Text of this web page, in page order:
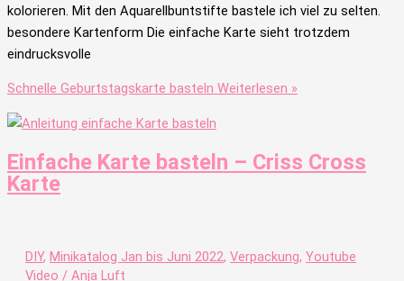
kolorieren. Mit den Aquarellbuntstifte bastele ich viel zu selten.
besondere Kartenform Die einfache Karte sieht trotzdem
eindrucksvolle
Schnelle Geburtstagskarte basteln Weiterlesen »
Einfache Karte basteln – Criss Cross
Karte
DIY, Minikatalog Jan bis Juni 2022, Verpackung, Youtube
Video / Anja Luft